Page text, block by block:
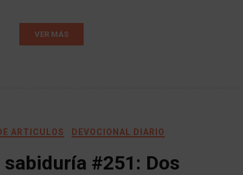
VER MÁS
ARTICULOS DEVOCIONAL DIARIO
sabiduría #251: Dos